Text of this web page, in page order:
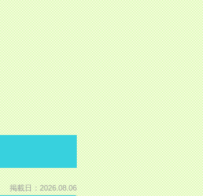
掲載日：2026.08.06